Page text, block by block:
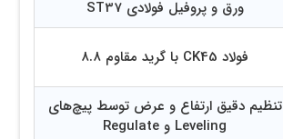
ورق و پروفیل فولادی ST37
فولاد CK45 با گرید مقاوم ۸.۸
تنظیم دقیق ارتفاع و عرض توسط پیچ‌های
Leveling و Regulate